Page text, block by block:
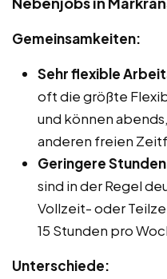
Gemeinsamkeiten:
Sehr flexible
oft die größte
und können
anderen freien
Geringere
sind in der Regel
Vollzeit- oder
15 Stunden pro
Unterschiede: